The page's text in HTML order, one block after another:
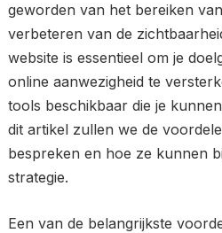
geworden van het bereiken
verbeteren van de
website is essentieel om je
online aanwezigheid te
tools beschikbaar die je
dit artikel zullen we de
bespreken en hoe ze kunnen
strategie.
Een van de belangrijkste